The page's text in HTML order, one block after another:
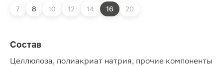
7 8 10 12 14 16 20
Состав
Целлюлоза, полиакриат натрия, прочие компоненты